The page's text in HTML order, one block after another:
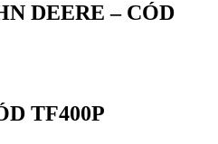
DEERE – CÓD
TF400P